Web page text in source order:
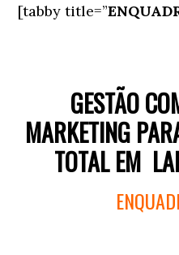
[tabby title=”
GESTÃO
MARKETING
TOTAL EM